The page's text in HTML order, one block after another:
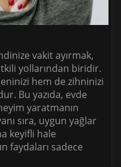
vakit ayırmak,
yollarından biridir.
hem de zihninizi
Bu yazıda, evde
yaratmanın
sıra, uygun yağlar
keyifli hale
faydaları sadece